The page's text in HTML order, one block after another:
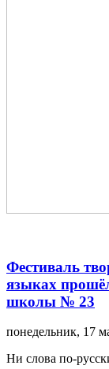
Фестиваль
языках
школы № 23
понедельник, 17
Ни слова по-